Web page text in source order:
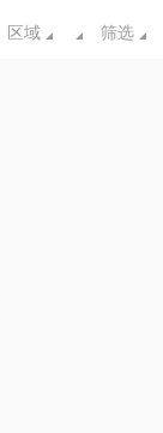
区域 筛选